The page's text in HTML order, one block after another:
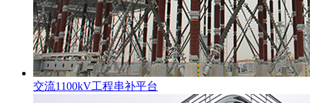
交流1100kV工程串补平台